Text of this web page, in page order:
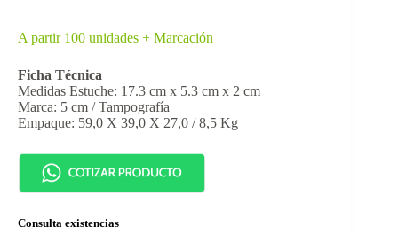
A partir 100 unidades + Marcación
Ficha Técnica
Medidas Estuche: 17.3 cm x 5.3 cm x 2 cm
Marca: 5 cm / Tampografía
Empaque: 59,0 X 39,0 X 27,0 / 8,5 Kg
Consulta existencias